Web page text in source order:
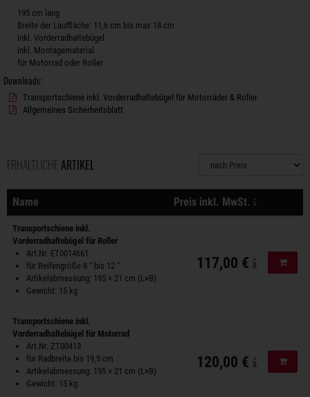
195 cm lang
Breite der Lauffläche: 11,6 cm bis max 18 cm
inkl. Vorderradhaltebügel
inkl. Montagematerial
für Motorrad oder Roller
Downloads:
Transportschiene inkl. Vorderradhaltebügel für Motorräder & Roller
Allgemeines Sicherheitsblatt
ERHÄLTLICHE ARTIKEL
Sortierung
Name Preis inkl. MwSt.
Aktionen
Transportschiene inkl.
Vorderradhaltebügel für Roller
Art.Nr. ET0014661
für Reifengröße 8 " bis 12 "
Artikelabmessung: 195 × 21 cm (L×B)
Gewicht: 15 kg
117,00 €
Transportschiene inkl.
Vorderradhaltebügel für Motorrad
Art.Nr. ZT00413
für Radbreite bis 19,5 cm
Artikelabmessung: 195 × 21 cm (L×B)
Gewicht: 15 kg
120,00 €